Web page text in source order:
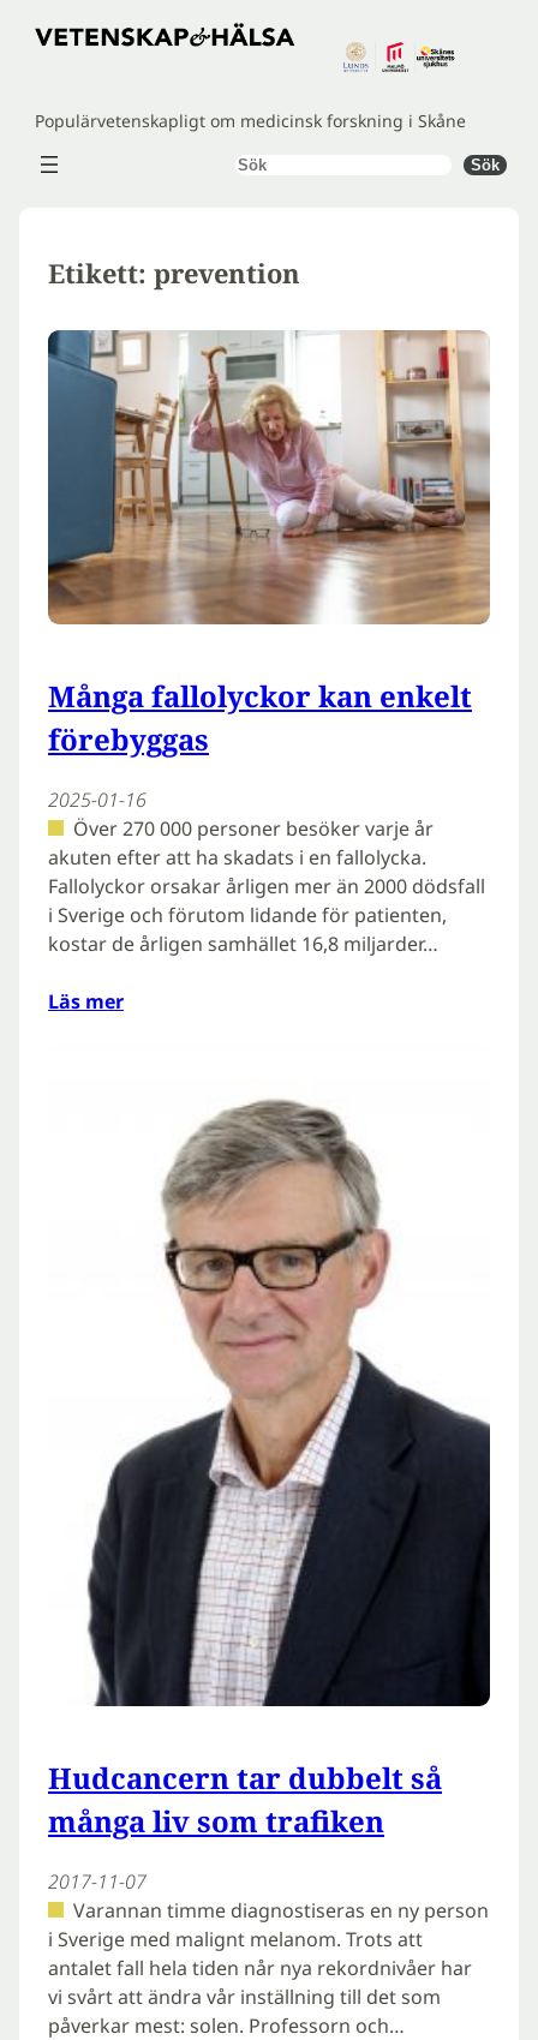
Hoppa
Populärvetenskapligt om medicinsk forskning i Skåne
Sök Sök
Etikett: prevention
Många fallolyckor kan enkelt
förebyggas
2025-01-16
Över 270 000 personer besöker varje år
akuten efter att ha skadats i en fallolycka.
Fallolyckor orsakar årligen mer än 2000 dödsfall
i Sverige och förutom lidande för patienten,
kostar de årligen samhället 16,8 miljarder…
Läs mer
Hudcancern tar dubbelt så
många liv som trafiken
2017-11-07
Varannan timme diagnostiseras en ny person
i Sverige med malignt melanom. Trots att
antalet fall hela tiden når nya rekordnivåer har
vi svårt att ändra vår inställning till det som
påverkar mest: solen. Professorn och…